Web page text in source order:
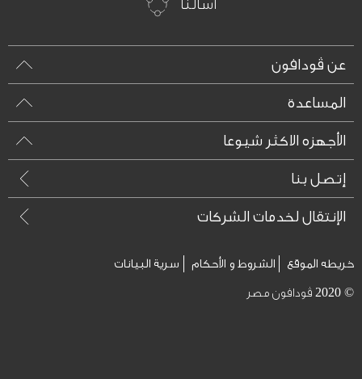
اسألنا
عن ڤودافون
المساعدة
الأجهزه الاكثر شيوعا
إتصل بنا
الإنتقال لخدمات الشركات
خريطه الموقع الشروط و الأحكام سرية البيانات
© 2020 ڤودافون مصر